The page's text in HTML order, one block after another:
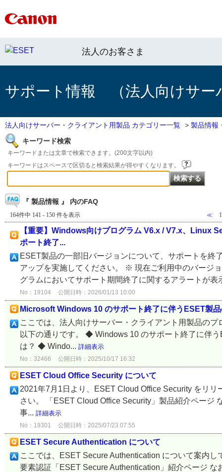
法人のお客さま
サポート情報 （法人向けサー
法人向けサーバー・クライアント用製品 カテゴリー一覧 > 製品情報
キーワード検索
キーワードまたは文章で検索できます。(200文字以内)
キーワードはスペースで区切ると検索結果が得やすくなります。
『 製品情報 』 内のFAQ
164件中 141 - 150 件を表示 ≪
【重要】Windows向けプログラム V6.x / V7.x、Linux
ポート終了...
ESET製品の一部旧バージョンについて、サポートを終
アップを実施してください。 ※ 現在ご利用中のバージ
グラムにおいてサポート期間終了に関するアラートが
No：19104 公開日時：2026/01/13 10:00
Microsoft Windows 10 のサポート終了に伴うESET製
ここでは、法人向けサーバー・クライアント用製品の
以下の通りです。 ◆ Windows 10 のサポート終了に伴
は？ ◆ Windo... 詳細表示
No：32466 公開日時：2025/10/17 16:32
ESET Cloud Office Security について
2021年7月1日より、ESET Cloud Office Security をリ
さい。 「ESET Cloud Office Security」製品紹介ペー
事... 詳細表示
No：19301 公開日時：2025/07/23 07:55
ESET Secure Authentication について
ここでは、ESET Secure Authentication について案内
要素認証「ESET Secure Authentication」紹介ページ